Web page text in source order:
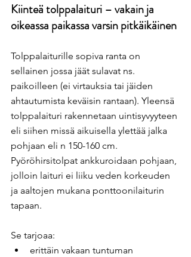
Kiinteä tolppalaituri – vakain ja
oikeassa paikassa varsin pitkäikäinen
Tolppalaiturille sopiva ranta on
sellainen jossa jäät sulavat ns.
paikoilleen (ei virtauksia tai jäiden
ahtautumista keväisin rantaan). Yleensä
tolppalaituri rakennetaan uintisyvyyteen
eli siihen missä aikuisella ylettää jalka
pohjaan eli n 150-160 cm.
Pyöröhirsitolpat ankkuroidaan pohjaan,
jolloin laituri ei liiku veden korkeuden
ja aaltojen mukana ponttoonilaiturin
tapaan.
Se tarjoaa:
erittäin vakaan tuntuman